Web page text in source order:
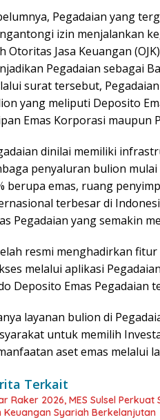
Pegadaian yang
izin menjalankan
Otoritas Jasa Keuangan
Pegadaian sebagai
surat tersebut,
yang meliputi Deposito
Emas Korporasi maupun
dinilai memiliki
penyaluran bulion
berupa emas, ruang
terbesar di
Pegadaian yang semakin
resmi menghadirkan
melalui aplikasi
Deposito Emas Pegadaian
layanan bulion di
untuk memilih
aset emas melalui
Terkait
Raker 2026, MES Sulsel
Keuangan Syariah Berkelanjutan